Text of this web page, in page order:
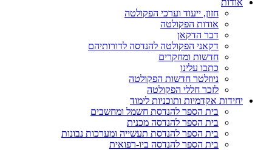
אודות
חזון, ייעוד וערכי הפקולטה
אודות הפקולטה
דבר הדקאן
דקאני הפקולטה להנדסה לדורותיהם
חדשות ומחקרים
כתבו עלינו
ניוזלטר חדשות הפקולטה
לזכר חללי הפקולטה
יחידות אקדמיות ותוכניות לימוד
בית הספר להנדסת חשמל ומחשבים
בית הספר להנדסה מכנית
בית הספר להנדסת תעשייה ומערכות נבונות
בית הספר להנדסה ביו-רפואית